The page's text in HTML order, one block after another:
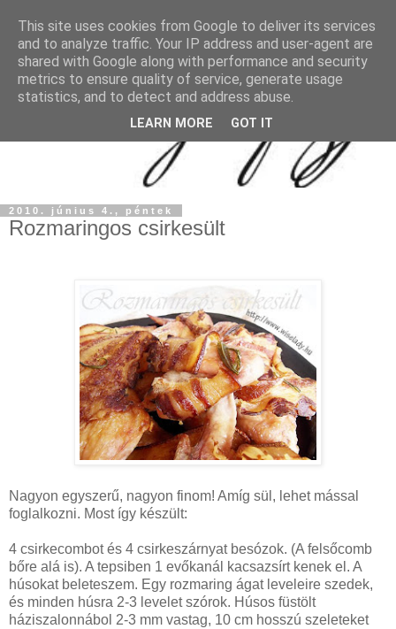
2010. június 4., péntek
Rozmaringos csirkesült
Nagyon egyszerű, nagyon finom! Amíg sül, lehet mással
foglalkozni. Most így készült:
4 csirkecombot és 4 csirkeszárnyat besózok. (A felsőcomb
bőre alá is). A tepsiben 1 evőkanál kacsazsírt kenek el. A
húsokat beleteszem. Egy rozmaring ágat leveleire szedek,
és minden húsra 2-3 levelet szórok. Húsos füstölt
háziszalonnábol 2-3 mm vastag, 10 cm hosszú szeleteket
This site uses cookies from Google to deliver its services
and to analyze traffic. Your IP address and user-agent are
shared with Google along with performance and security
metrics to ensure quality of service, generate usage
statistics, and to detect and address abuse.
LEARN MORE GOT IT